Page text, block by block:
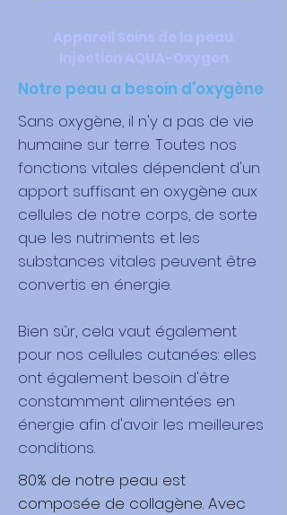
Appareil Soins de la peau
Injection AQUA-Oxygen
Notre peau a besoin d'oxygène
Sans oxygène, il n'y a pas de vie
humaine sur terre. Toutes nos
fonctions vitales dépendent d'un
apport suffisant en oxygène aux
cellules de notre corps, de sorte
que les nutriments et les
substances vitales peuvent être
convertis en énergie.
Bien sûr, cela vaut également
pour nos cellules cutanées: elles
ont également besoin d'être
constamment alimentées en
énergie afin d'avoir les meilleures
conditions.
80% de notre peau est
composée de collagène. Avec